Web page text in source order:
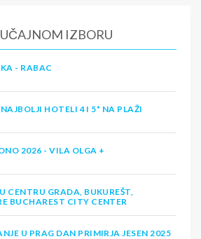
IZBORU
- RABAC
HOTELI 4 I 5* NA PLAŽI
2026 - VILA OLGA +
CENTRU GRADA, BUKUREŠT,
BUCHAREST CITY CENTER
U PRAG DAN PRIMIRJA JESEN 2025